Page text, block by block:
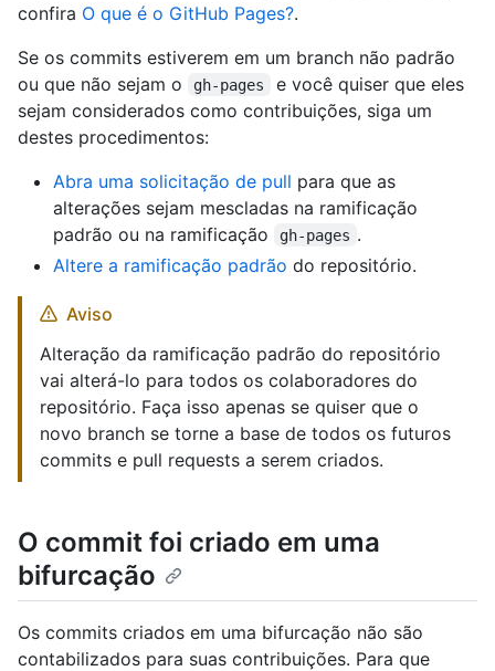
confira O que é o GitHub Pages?.
Se os commits estiverem em um branch não padrão
ou que não sejam o
gh-pages
e você quiser que eles
sejam considerados como contribuições, siga um
destes procedimentos:
Abra uma solicitação de pull para que as
alterações sejam mescladas na ramificação
padrão ou na ramificação
gh-pages .
Altere a ramificação padrão do repositório.
Aviso
Alteração da ramificação padrão do repositório
vai alterá-lo para todos os colaboradores do
repositório. Faça isso apenas se quiser que o
novo branch se torne a base de todos os futuros
commits e pull requests a serem criados.
O commit foi criado em uma
bifurcação
Os commits criados em uma bifurcação não são
contabilizados para suas contribuições. Para que